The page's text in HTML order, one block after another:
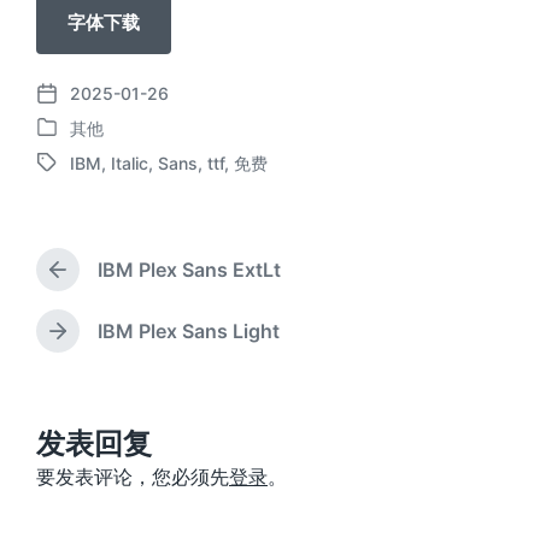
字体下载
发
布
日
2025-01-26
发
布
其他
标
IBM, Italic, Sans, ttf, 免费
上
篇
文
章
IBM Plex Sans ExtLt
下
：
IBM Plex Sans Light
发表回复
要发表评论，您必须先登录。